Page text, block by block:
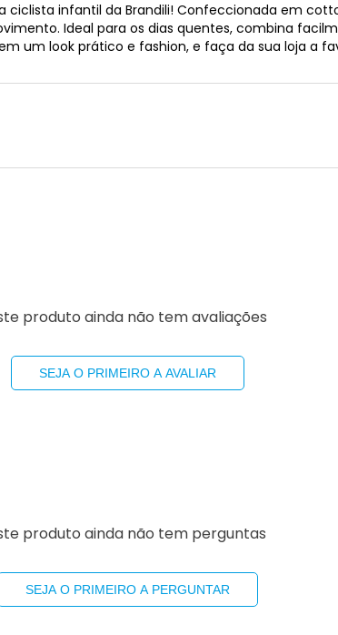
infantil da Brandili! Confeccionada em
Ideal para os dias quentes, combina
um look prático e fashion, e faça da sua loja a
produto ainda não tem avaliações
SEJA O PRIMEIRO A AVALIAR
produto ainda não tem perguntas
SEJA O PRIMEIRO A PERGUNTAR